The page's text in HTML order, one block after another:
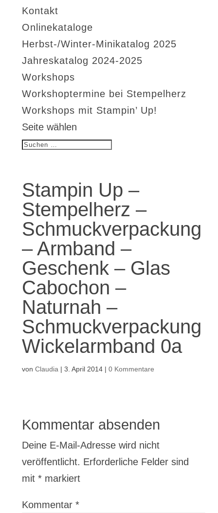
Kontakt
Onlinekataloge
Herbst-/Winter-Minikatalog 2025
Jahreskatalog 2024-2025
Workshops
Workshoptermine bei Stempelherz
Workshops mit Stampin’ Up!
Seite wählen
Stampin Up –
Stempelherz –
Schmuckverpackung
– Armband –
Geschenk – Glas
Cabochon –
Naturnah –
Schmuckverpackung
Wickelarmband 0a
von Claudia | 3. April 2014| 0 Kommentare
Kommentar absenden
Deine E-Mail-Adresse wird nicht
veröffentlicht. Erforderliche Felder sind
mit *markiert
Kommentar *